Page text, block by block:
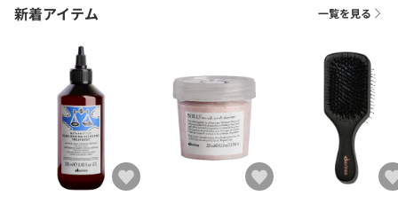
新着アイテム 一覧を見る